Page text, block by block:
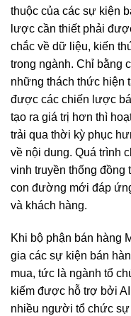
thuộc của các sự kiện
lược cần thiết phải
chắc về dữ liệu, kiến
trong ngành. Chỉ bằng
những thách thức hiện
được các chiến lược
tạo ra giá trị hơn thì
trải qua thời kỳ phục
về nội dung. Quá trình
vinh truyền thống đồng
con đường mới đáp
và khách hàng.
Khi bộ phận bán hàng
gia các sự kiện bán
mua, tức là ngành tổ
kiếm được hỗ trợ bởi
nhiều người tổ chức